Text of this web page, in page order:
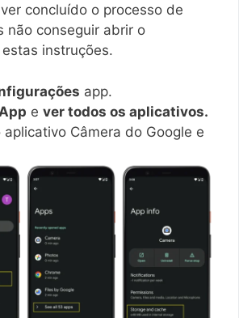
concluído o processo de
não conseguir abrir o
instruções.
app.
App e ver todos os aplicativos.
aplicativo Câmera do Google e